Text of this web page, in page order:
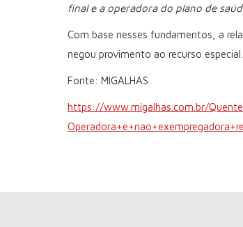
final e a operadora do plano de
Com base nesses fundamentos, a
negou provimento ao recurso especial.
Fonte: MIGALHAS
https://www.migalhas.com.br/